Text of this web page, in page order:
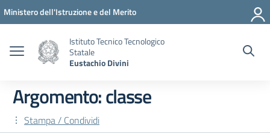
Vai ai contenuti
Vai al menu di navigazione
Vai al footer
Ministero dell'Istruzione e del Merito
Istituto Tecnico Tecnologico
Statale
Eustachio Divini
Argomento: classe
Stampa / Condividi